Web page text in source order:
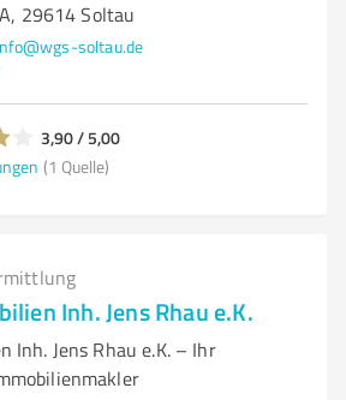
29614 Soltau
soltau.de
3,90 / 5,00
(1 Quelle)
Inh. Jens Rhau e.K.
Inh. Jens Rhau e.K. – Ihr